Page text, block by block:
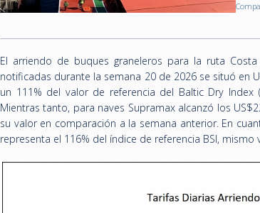
El arriendo de buques graneleros para la ruta
notificadas durante la semana 20 de 2026 se situó en
un 111% del valor de referencia del Baltic Dry
Mientras tanto, para naves Supramax alcanzó los
su valor en comparación a la semana anterior. En
representa el 116% del índice de referencia BSI,